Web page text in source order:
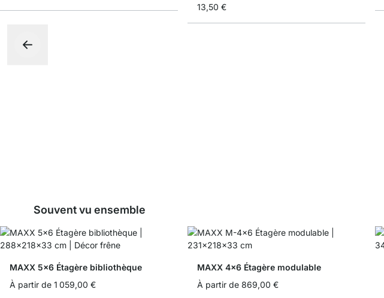
13,50 €
Souvent vu ensemble
MAXX 5x6 Étagère bibliothèque
À partir de 1 059,00 €
MAXX 4x6 Étagère modulable
À partir de 869,00 €